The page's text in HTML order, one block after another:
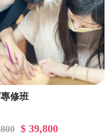
修班
$ 39,800